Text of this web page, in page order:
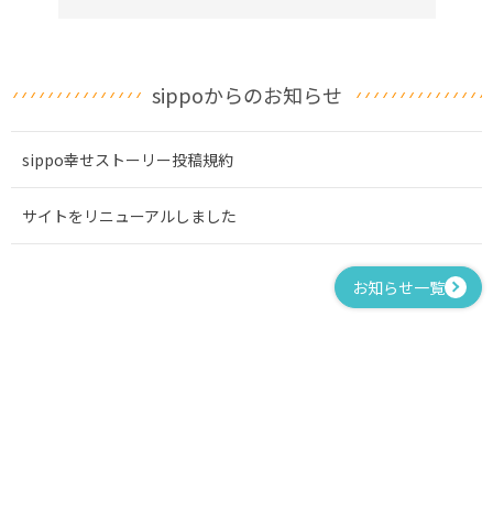
sippoからのお知らせ
sippo幸せストーリー投稿規約
サイトをリニューアルしました
お知らせ一覧